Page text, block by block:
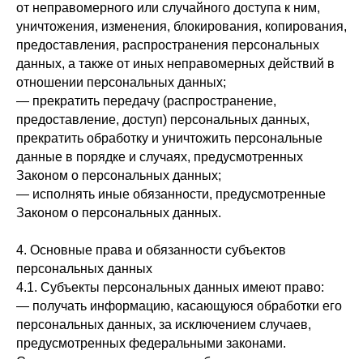
от неправомерного или случайного доступа к ним,
уничтожения, изменения, блокирования, копирования,
предоставления, распространения персональных
данных, а также от иных неправомерных действий в
отношении персональных данных;
— прекратить передачу (распространение,
предоставление, доступ) персональных данных,
прекратить обработку и уничтожить персональные
данные в порядке и случаях, предусмотренных
Законом о персональных данных;
— исполнять иные обязанности, предусмотренные
Законом о персональных данных.
4. Основные права и обязанности субъектов
персональных данных
4.1. Субъекты персональных данных имеют право:
— получать информацию, касающуюся обработки его
персональных данных, за исключением случаев,
предусмотренных федеральными законами.